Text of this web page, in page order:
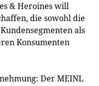
& Heroines will
die sowohl die
als
Konsumenten
Der MEINL